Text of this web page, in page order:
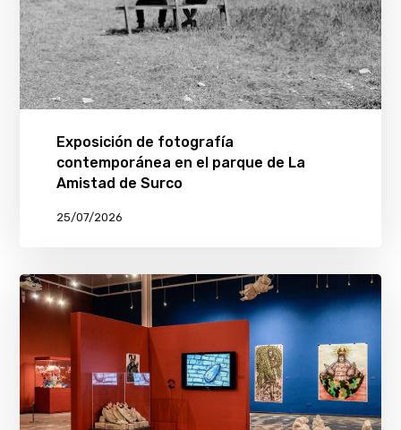
Exposición de fotografía
contemporánea en el parque de La
Amistad de Surco
25/07/2026